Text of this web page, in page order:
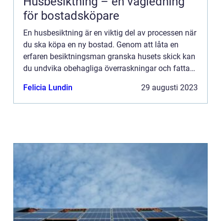
för bostadsköpare
En husbesiktning är en viktig del av processen när
du ska köpa en ny bostad. Genom att låta en
erfaren besiktningsman granska husets skick kan
du undvika obehagliga överraskningar och fatta
Felicia Lundin 29 augusti 2023